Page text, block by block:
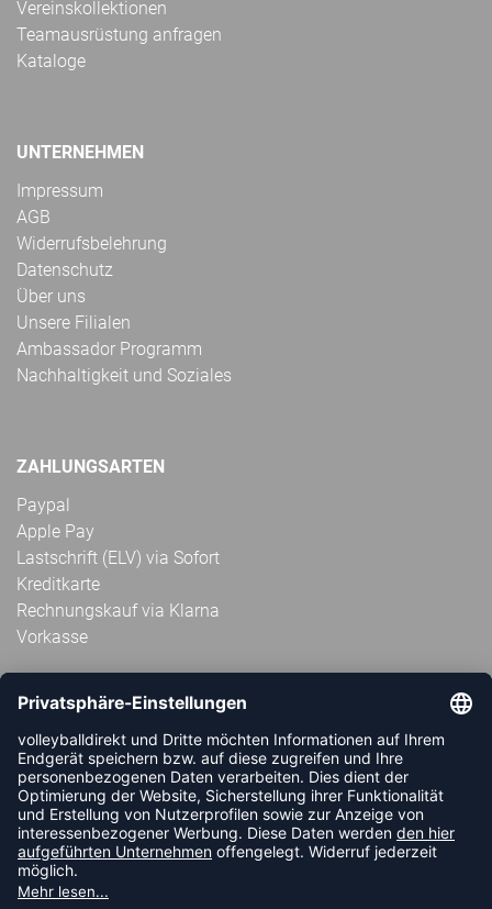
Vereinskollektionen
Teamausrüstung anfragen
Kataloge
UNTERNEHMEN
Impressum
AGB
Widerrufsbelehrung
Datenschutz
Über uns
Unsere Filialen
Ambassador Programm
Nachhaltigkeit und Soziales
ZAHLUNGSARTEN
Paypal
Apple Pay
Lastschrift (ELV) via Sofort
Kreditkarte
Rechnungskauf via Klarna
Vorkasse
ABONNIERE JETZT DEN KOSTENLOSEN
VOLLEYBALLDIREKT-NEWSLETTER UND VERPASSE KEINE
NEUIGKEIT ODER AKTION MEHR.
JETZT ANMELDEN